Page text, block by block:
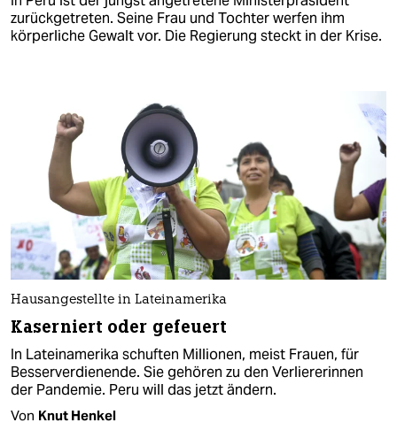
zurückgetreten. Seine Frau und Tochter werfen ihm
körperliche Gewalt vor. Die Regierung steckt in der Krise.
Hausangestellte in Lateinamerika
Kaserniert oder gefeuert
In Lateinamerika schuften Millionen, meist Frauen, für
Besserverdienende. Sie gehören zu den Verliererinnen
der Pandemie. Peru will das jetzt ändern.
Von Knut Henkel